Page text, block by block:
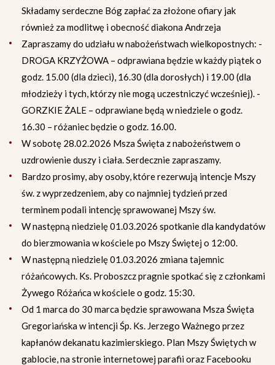
Składamy serdeczne Bóg zapłać za złożone ofiary jak
również za modlitwę i obecność diakona Andrzeja
Zapraszamy do udziału w nabożeństwach wielkopostnych: -
DROGA KRZYŻOWA – odprawiana będzie w każdy piątek o
godz. 15.00 (dla dzieci), 16.30 (dla dorosłych) i 19.00 (dla
młodzieży i tych, którzy nie mogą uczestniczyć wcześniej). -
GORZKIE ŻALE – odprawiane będą w niedziele o godz.
16.30 – różaniec będzie o godz. 16.00.
W sobotę 28.02.2026 Msza Święta z nabożeństwem o
uzdrowienie duszy i ciała. Serdecznie zapraszamy.
Bardzo prosimy, aby osoby, które rezerwują intencje Mszy
św. z wyprzedzeniem, aby co najmniej tydzień przed
terminem podali intencję sprawowanej Mszy św.
W następną niedzielę 01.03.2026 spotkanie dla kandydatów
do bierzmowania w kościele po Mszy Świętej o 12:00.
W następną niedzielę 01.03.2026 zmiana tajemnic
różańcowych. Ks. Proboszcz pragnie spotkać się z członkami
Żywego Różańca w kościele o godz. 15:30.
Od 1 marca do 30 marca będzie sprawowana Msza Święta
Gregoriańska w intencji Śp. Ks. Jerzego Ważnego przez
kapłanów dekanatu kazimierskiego. Plan Mszy Świętych w
gablocie, na stronie internetowej parafii oraz Facebooku